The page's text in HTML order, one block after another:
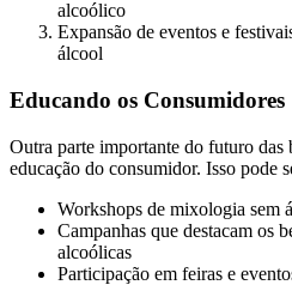
alcoólico
Expansão de eventos e
álcool
Educando os Consumidores
Outra parte importante do futuro das
educação do consumidor. Isso pode
Workshops de mixologia sem
Campanhas que destacam os
alcoólicas
Participação em feiras e